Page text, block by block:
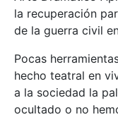
la recuperación
de la guerra civil
Pocas
hecho teatral en
a la sociedad la
ocultado o no